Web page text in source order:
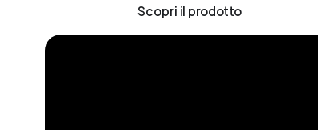
Scopri il prodotto